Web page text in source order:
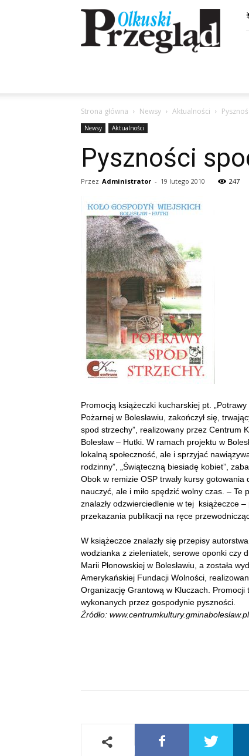
Przegląd
Olkuski
Strona główna Newsy Aktualności
Newsy Aktualności
Pyszności
Przez Administrator - 19 lutego 2010 247
Promocją książeczki kucharskiej pt.
Pożarnej w Bolesławiu, zakończył się,
spod strzechy”, realizowany przez Centrum
Bolesław – Hutki. W ramach projektu w
lokalną społeczność, ale i sprzyjać
rodzinny”, „Świąteczną biesiadę kobiet”,
Obok w remizie OSP trwały kursy
nauczyć, ale i miło spędzić wolny czas. –
znalazły odzwierciedlenie w tej książeczce
przekazania publikacji na ręce
W książeczce znalazły się przepisy
wodzianka z zieleniatek, serowe oponki czy
Marii Płonowskiej w Bolesławiu, a została
Amerykańskiej Fundacji Wolności,
Organizację Grantową w Kluczach. Promocji
wykonanych przez gospodynie pyszności.
Źródło: www.centrumkultury.gminaboleslaw.pl